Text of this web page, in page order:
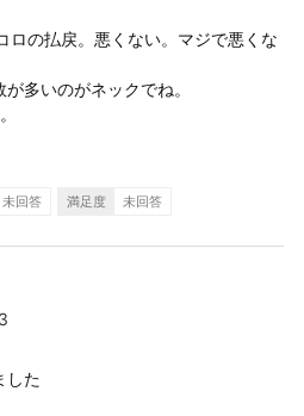
ロの払戻。悪くない。マジで悪くな
多いのがネックでね。
未回答 満足度 未回答
した